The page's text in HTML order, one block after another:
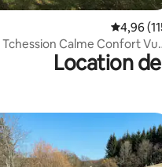
base de 280 commentaires
4,96
Calme Confort Vue
Location